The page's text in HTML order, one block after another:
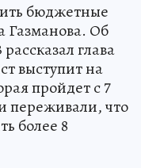
бюджетные
Газманова. Об
глава
выступит на
пройдет с 7
переживали, что
более 8